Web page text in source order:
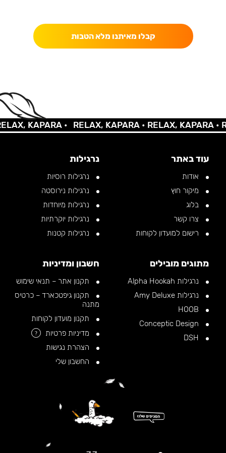
קבלו מאיתנו מלא הטבות
KAPARA • RELAX, KAPARA •RELAX, KAPARA •
עוד באתר
אודות
מיקור חוץ
בלוג
צרו קשר
רישום למועדון לקוחות
נרגילות
נרגילות רוסיות
נרגילות נירוסטה
נרגילות מיוחדות
נרגילות יוקרתיות
נרגילות קטנות
מתוגים מובילים
נרגילות Alpha Hookah
נרגילות Amy Deluxe
חשבון ומדיניות
תקנון אתר – תנאי שימוש
תקנון גיפטכארד – כרטיס
מתנה
תקנון מועדון לקוחות
מדיניות פרטיות
?
הצהרת נגישות
החשבון שלי